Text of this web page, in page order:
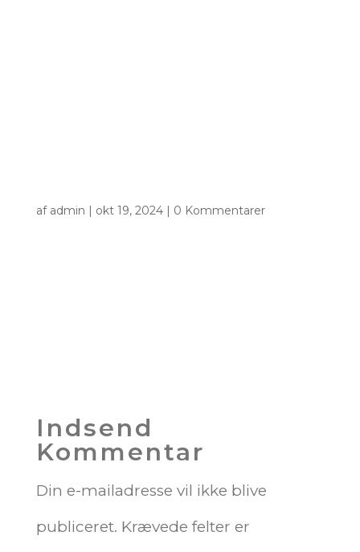
af admin | okt 19, 2024| 0 Kommentarer
Indsend
Kommentar
Din e-mailadresse vil ikke blive
publiceret. Krævede felter er